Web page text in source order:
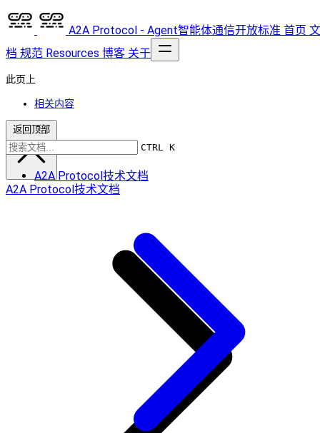
A2A Protocol - Agent智能体通信开放标准 首页 文
档 规范 Resources 博客 关于
CTRL K
A2A Protocol技术文档
此页上
相关内容
返回顶部
A2A Protocol技术文档